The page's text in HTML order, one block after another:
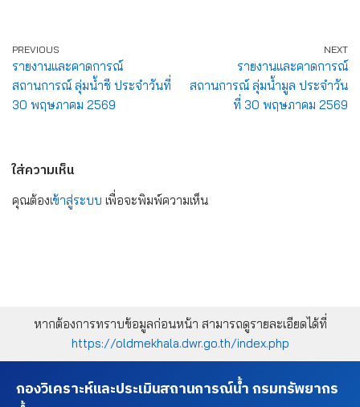
PREVIOUS
รายงานและคาดการณ์
สถานการณ์ ลุ่มน้ำชี ประจำวันที่
30 พฤษภาคม 2569
NEXT
รายงานและคาดการณ์
สถานการณ์ ลุ่มน้ำมูล ประจำวัน
ที่ 30 พฤษภาคม 2569
ใส่ความเห็น
คุณต้องเข้าสู่ระบบ เพื่อจะพิมพ์ความเห็น
หากต้องการทราบข้อมูลก่อนหน้า สามารถดูรายละเอียดได้ที่
https://oldmekhala.dwr.go.th/index.php
กองวิเคราะห์และประเมินสถานการณ์น้ำ กรมทรัพยากร